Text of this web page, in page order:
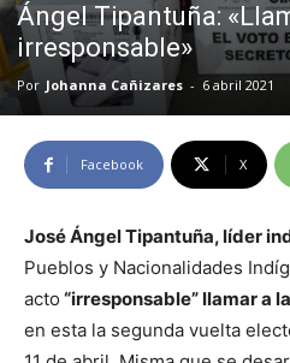
Ángel Tipantuña:
irresponsable»
Por Johanna Cañizares - 6 abril 2021
Facebook X
José Ángel Tipantuña, líder
Pueblos y Nacionalidades
acto “irresponsable” llamar a
en esta la segunda vuelta